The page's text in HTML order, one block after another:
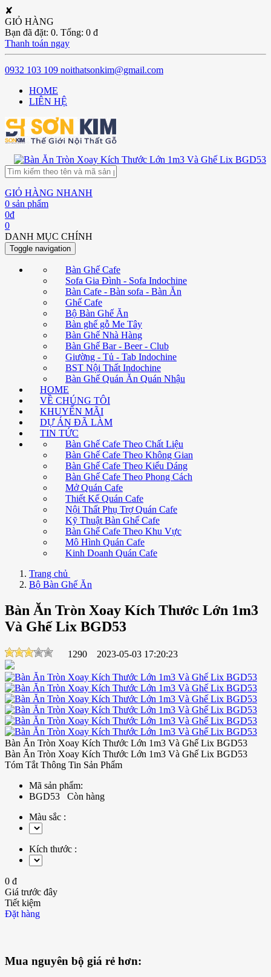
✘
GIỎ HÀNG
Bạn đã đặt: 0. Tổng: 0 đ
Thanh toán ngay
0932 103 109 noithatsonkim@gmail.com
HOME
LIÊN HỆ
GIỎ HÀNG NHANH
0 sản phẩm
0đ
0
DANH MỤC CHÍNH
Toggle navigation
Bàn Ghế Cafe
Sofa Gia Đình - Sofa Indochine
Bàn Cafe - Bàn sofa - Bàn Ăn
Ghế Cafe
Bộ Bàn Ghế Ăn
Bàn ghế gỗ Me Tây
Bàn Ghế Nhà Hàng
Bàn Ghế Bar - Beer - Club
Giường - Tủ - Tab Indochine
BST Nội Thất Indochine
Bàn Ghế Quán Ăn Quán Nhậu
HOME
VỀ CHÚNG TÔI
KHUYẾN MÃI
DỰ ÁN ĐÃ LÀM
TIN TỨC
Bàn Ghế Cafe Theo Chất Liệu
Bàn Ghế Cafe Theo Không Gian
Bàn Ghế Cafe Theo Kiểu Dáng
Bàn Ghế Cafe Theo Phong Cách
Mở Quán Cafe
Thiết Kế Quán Cafe
Nội Thất Phụ Trợ Quán Cafe
Kỹ Thuật Bàn Ghế Cafe
Bàn Ghế Cafe Theo Khu Vực
Mô Hình Quán Cafe
Kinh Doanh Quán Cafe
Trang chủ
Bộ Bàn Ghế Ăn
Bàn Ăn Tròn Xoay Kích Thước Lớn 1m3
Và Ghế Lix BGD53
1290 2023-05-03 17:20:23
Bàn Ăn Tròn Xoay Kích Thước Lớn 1m3 Và Ghế Lix BGD53
Bàn Ăn Tròn Xoay Kích Thước Lớn 1m3 Và Ghế Lix BGD53
Tóm Tắt Thông Tin Sản Phẩm
Mã sản phẩm:
BGD53 Còn hàng
Màu sắc :
Kích thước :
0 đ
Giá trước đây
Tiết kiệm
Đặt hàng
Mua nguyên bộ giá rẻ hơn: